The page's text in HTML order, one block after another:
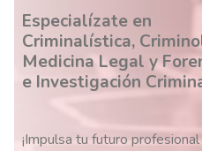
Especialízate en
Criminalística,
Medicina Legal y
e Investigación
¡Impulsa tu futuro profesional